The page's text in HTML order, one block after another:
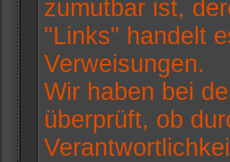
zumutbar ist,
"Links" handelt
Verweisungen.
Wir haben bei
überprüft, ob